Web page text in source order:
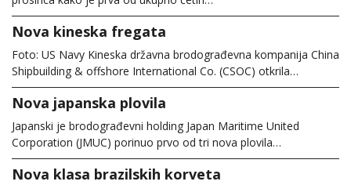
Nova kineska fregata
Foto: US Navy Kineska državna brodograđevna kompanija China
Shipbuilding & offshore International Co. (CSOC) otkrila…
Nova japanska plovila
Japanski je brodograđevni holding Japan Maritime United
Corporation (JMUC) porinuo prvo od tri nova plovila…
Nova klasa brazilskih korveta